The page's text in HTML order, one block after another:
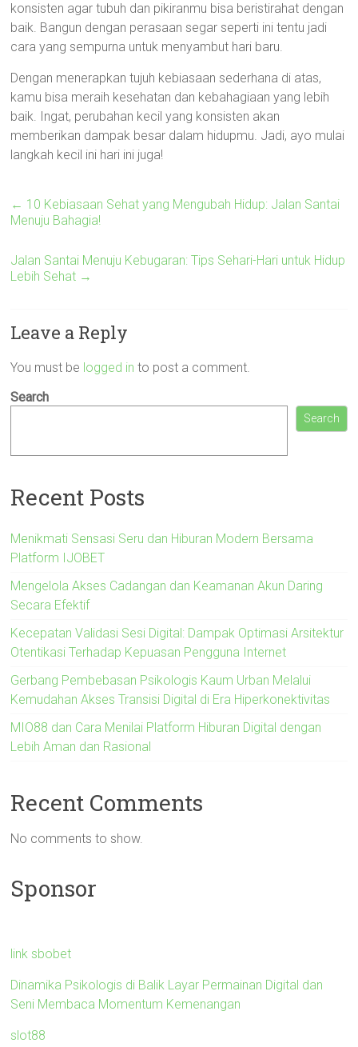
konsisten agar tubuh dan pikiranmu bisa beristirahat dengan
baik. Bangun dengan perasaan segar seperti ini tentu jadi
cara yang sempurna untuk menyambut hari baru.
Dengan menerapkan tujuh kebiasaan sederhana di atas,
kamu bisa meraih kesehatan dan kebahagiaan yang lebih
baik. Ingat, perubahan kecil yang konsisten akan
memberikan dampak besar dalam hidupmu. Jadi, ayo mulai
langkah kecil ini hari ini juga!
← 10 Kebiasaan Sehat yang Mengubah Hidup: Jalan Santai
Menuju Bahagia!
Jalan Santai Menuju Kebugaran: Tips Sehari-Hari untuk Hidup
Lebih Sehat →
Leave a Reply
You must be logged in to post a comment.
Search
Search
Recent Posts
Menikmati Sensasi Seru dan Hiburan Modern Bersama
Platform IJOBET
Mengelola Akses Cadangan dan Keamanan Akun Daring
Secara Efektif
Kecepatan Validasi Sesi Digital: Dampak Optimasi Arsitektur
Otentikasi Terhadap Kepuasan Pengguna Internet
Gerbang Pembebasan Psikologis Kaum Urban Melalui
Kemudahan Akses Transisi Digital di Era Hiperkonektivitas
MIO88 dan Cara Menilai Platform Hiburan Digital dengan
Lebih Aman dan Rasional
Recent Comments
No comments to show.
Sponsor
link sbobet
Dinamika Psikologis di Balik Layar Permainan Digital dan
Seni Membaca Momentum Kemenangan
slot88